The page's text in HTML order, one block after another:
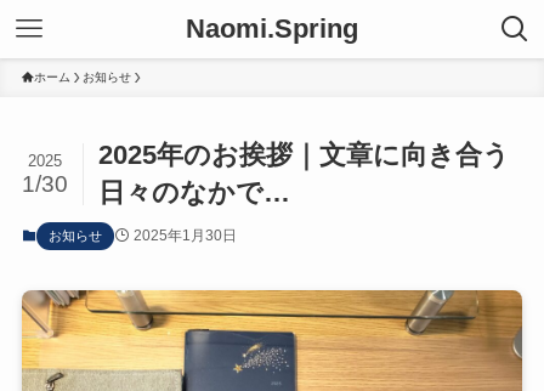
Naomi.Spring
ホーム お知らせ
2025年のお挨拶｜文章に向き合う
日々のなかで…
2025
1/30
お知らせ 2025年1月30日